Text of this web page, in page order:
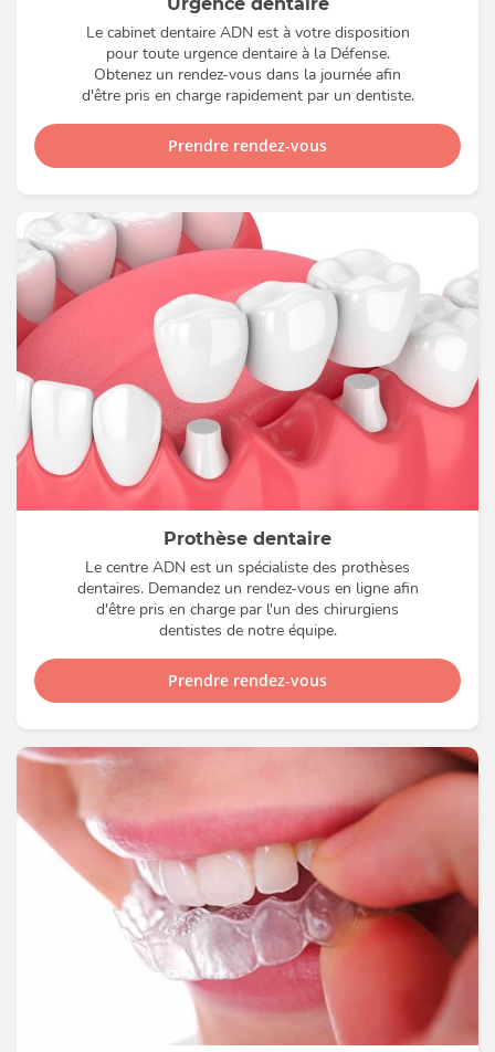
Le cabinet dentaire ADN est à votre disposition
pour toute urgence dentaire à la Défense.
Obtenez un rendez-vous dans la journée afin
d'être pris en charge rapidement par un dentiste.
Prendre rendez-vous
Prothèse dentaire
Le centre ADN est un spécialiste des prothèses
dentaires. Demandez un rendez-vous en ligne afin
d'être pris en charge par l'un des chirurgiens
dentistes de notre équipe.
Prendre rendez-vous